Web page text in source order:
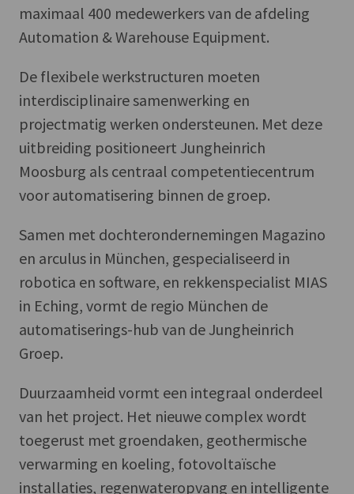
maximaal 400 medewerkers van de afdeling
Automation & Warehouse Equipment.
De flexibele werkstructuren moeten
interdisciplinaire samenwerking en
projectmatig werken ondersteunen. Met deze
uitbreiding positioneert Jungheinrich
Moosburg als centraal competentiecentrum
voor automatisering binnen de groep.
Samen met dochterondernemingen Magazino
en arculus in München, gespecialiseerd in
robotica en software, en rekkenspecialist MIAS
in Eching, vormt de regio München de
automatiserings-hub van de Jungheinrich
Groep.
Duurzaamheid vormt een integraal onderdeel
van het project. Het nieuwe complex wordt
toegerust met groendaken, geothermische
verwarming en koeling, fotovoltaïsche
installaties, regenwateropvang en intelligente